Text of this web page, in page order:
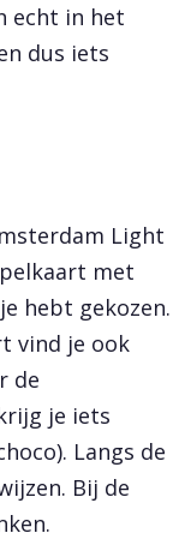
echt in het
dus iets
Light
met
hebt gekozen.
vind je ook
de
je iets
Langs de
Bij de